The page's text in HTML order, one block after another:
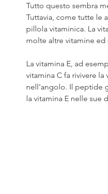
Tutto questo sembra
Tuttavia, come tutte le
pillola vitaminica. La
molte altre vitamine ed
La vitamina E, ad
vitamina C fa rivivere
nell'angolo. Il peptide
la vitamina E nelle sue